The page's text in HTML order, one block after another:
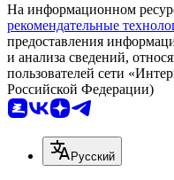
На информационном
рекомендательные
предоставления
и анализа сведений,
пользователей сети
Российской Федерации)
Русский